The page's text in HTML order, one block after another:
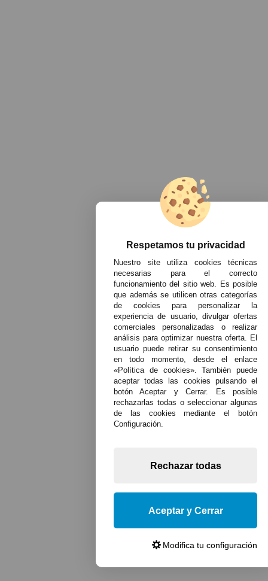
Respetamos tu privacidad
Nuestro site utiliza cookies técnicas
necesarias para el correcto
funcionamiento del sitio web. Es posible
que además se utilicen otras categorías
de cookies para personalizar la
experiencia de usuario, divulgar ofertas
comerciales personalizadas o realizar
análisis para optimizar nuestra oferta. El
usuario puede retirar su consentimiento
en todo momento, desde el enlace
«Política de cookies». También puede
aceptar todas las cookies pulsando el
botón Aceptar y Cerrar. Es posible
rechazarlas todas o seleccionar algunas
de las cookies mediante el botón
Configuración.
Rechazar todas
Aceptar y Cerrar
Modifica tu configuración